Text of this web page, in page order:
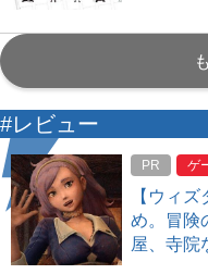
#レビュー
PR ゲ
【ウィ
め。冒険
屋、寺院